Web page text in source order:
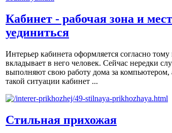
Кабинет - рабочая зона и
уединиться
Интерьер кабинета оформляется согласно
вкладывает в него человек. Сейчас нередки
выполняют свою работу дома за компьютером,
такой ситуации кабинет ...
Стильная прихожая